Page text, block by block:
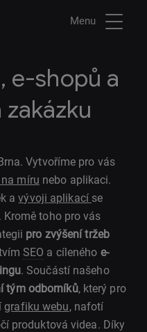
Menu
e-shopů a
Vytvoříme pro vás
míru nebo aplikaci.
avývoji aplikací se
toho pro vás
pro zvýšení tržeb
SEO a cíleného e-
. Součástí našeho
tým odborníků, který pro
grafiku webu, nafotí
produktová videa. Díky